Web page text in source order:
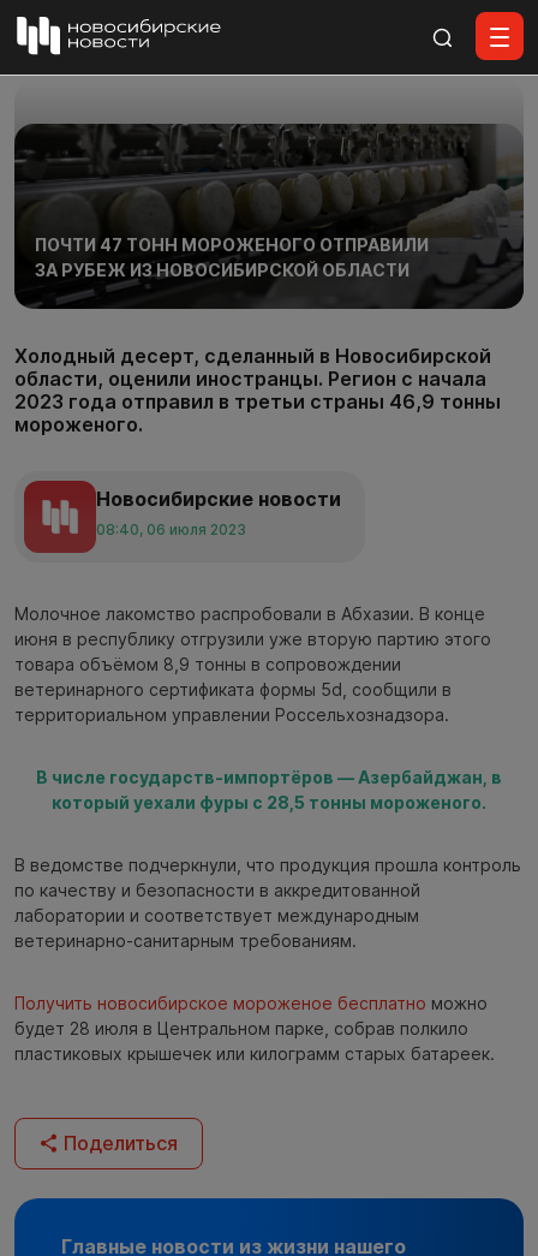
ПОЧТИ 47 ТОНН МОРОЖЕНОГО ОТПРАВИЛИ
ЗА РУБЕЖ ИЗ НОВОСИБИРСКОЙ ОБЛАСТИ
Холодный десерт, сделанный в Новосибирской
области, оценили иностранцы. Регион с начала
2023 года отправил в третьи страны 46,9 тонны
мороженого.
Новосибирские новости
08:40, 06 июля 2023
Молочное лакомство распробовали в Абхазии. В конце
июня в республику отгрузили уже вторую партию этого
товара объёмом 8,9 тонны в сопровождении
ветеринарного сертификата формы 5d, сообщили в
территориальном управлении Россельхознадзора.
В числе государств-импортёров — Азербайджан, в
который уехали фуры с 28,5 тонны мороженого.
В ведомстве подчеркнули, что продукция прошла контроль
по качеству и безопасности в аккредитованной
лаборатории и соответствует международным
ветеринарно-санитарным требованиям.
Получить новосибирское мороженое бесплатно можно
будет 28 июля в Центральном парке, собрав полкило
пластиковых крышечек или килограмм старых батареек.
Поделиться
Главные новости из жизни нашего